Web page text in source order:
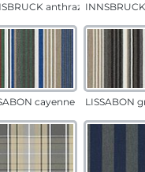
anthrazit
cayenne LISSABON